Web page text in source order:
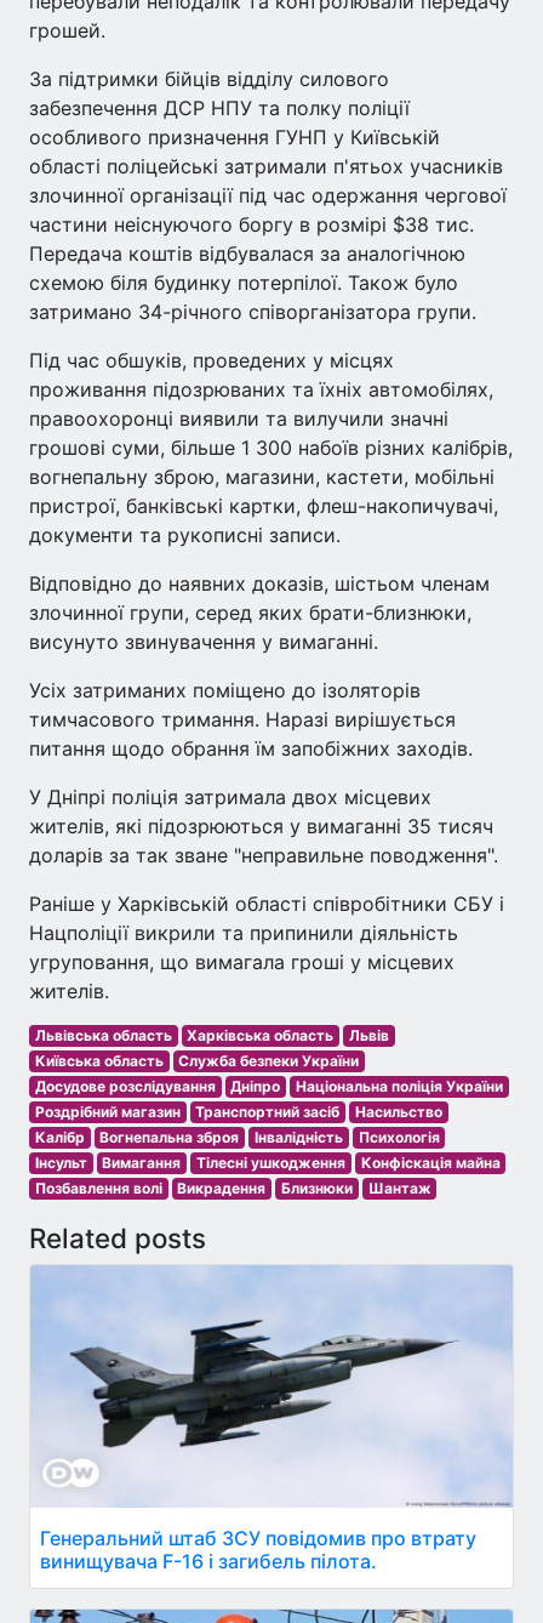
грошей.
За підтримки бійців відділу силового
забезпечення ДСР НПУ та полку поліції
особливого призначення ГУНП у Київській
області поліцейські затримали п'ятьох учасників
злочинної організації під час одержання чергової
частини неіснуючого боргу в розмірі $38 тис.
Передача коштів відбувалася за аналогічною
схемою біля будинку потерпілої. Також було
затримано 34-річного співорганізатора групи.
Під час обшуків, проведених у місцях
проживання підозрюваних та їхніх автомобілях,
правоохоронці виявили та вилучили значні
грошові суми, більше 1 300 набоїв різних калібрів,
вогнепальну зброю, магазини, кастети, мобільні
пристрої, банківські картки, флеш-накопичувачі,
документи та рукописні записи.
Відповідно до наявних доказів, шістьом членам
злочинної групи, серед яких брати-близнюки,
висунуто звинувачення у вимаганні.
Усіх затриманих поміщено до ізоляторів
тимчасового тримання. Наразі вирішується
питання щодо обрання їм запобіжних заходів.
У Дніпрі поліція затримала двох місцевих
жителів, які підозрюються у вимаганні 35 тисяч
доларів за так зване "неправильне поводження".
Раніше у Харківській області співробітники СБУ і
Нацполіції викрили та припинили діяльність
угруповання, що вимагала гроші у місцевих
жителів.
Львівська область Харківська область
Львів
Київська область
Служба безпеки України
Досудове розслідування
Дніпро
Національна поліція України
Роздрібний магазин
Транспортний засіб
Насильство
Калібр
Вогнепальна зброя Інвалідність
Психологія
Інсульт
Вимагання Тілесні ушкодження
Конфіскація майна
Позбавлення волі
Викрадення Близнюки Шантаж
Related posts
Генеральний штаб ЗСУ повідомив про втрату
винищувача F-16 і загибель пілота.